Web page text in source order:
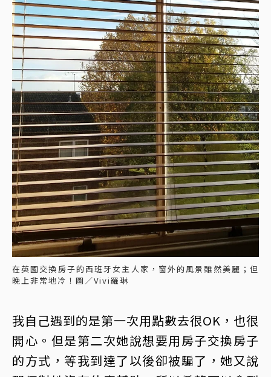
在英國交換房子的西班牙女主人家，窗外的風景雖然美麗；但
晚上非常地冷！圖／Vivi羅琳
我自己遇到的是第一次用點數去很OK，也很
開心。但是第二次她說想要用房子交換房子
的方式，等我到達了以後卻被騙了，她又說